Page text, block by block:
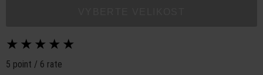
★ ★ ★ ★ ★
5 point / 6 rate